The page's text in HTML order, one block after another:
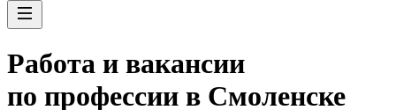
Работа и вакансии
по профессии в Смоленске